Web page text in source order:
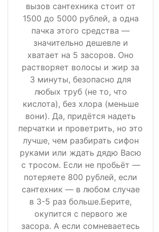
вызов сантехника стоит от
1500 до 5000 рублей, а одна
пачка этого средства —
значительно дешевле и
хватает на 5 засоров. Оно
растворяет волосы и жир за
3 минуты, безопасно для
любых труб (не то, что
кислота), без хлора (меньше
вони). Да, придётся надеть
перчатки и проветрить, но это
лучше, чем разбирать сифон
руками или ждать дядю Васю
с тросом. Если не пробьёт —
потеряете 800 рублей, если
сантехник — в любом случае
в 3-5 раз больше.Берите,
окупится с первого же
засора. А если сомневаетесь